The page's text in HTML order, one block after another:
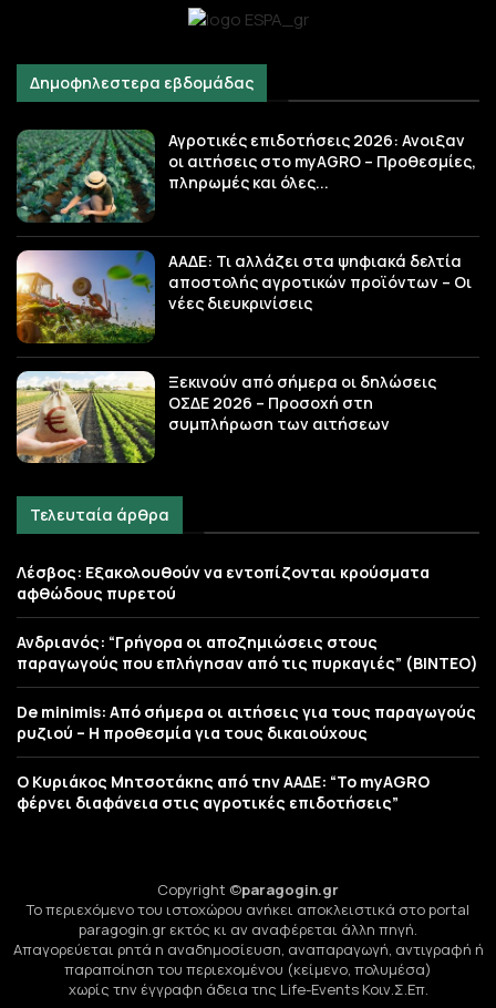
Δημοφηλεστερα εβδομάδας
Αγροτικές επιδοτήσεις 2026: Ανοιξαν
οι αιτήσεις στο myAGRO – Προθεσμίες,
πληρωμές και όλες...
ΑΑΔΕ: Τι αλλάζει στα ψηφιακά δελτία
αποστολής αγροτικών προϊόντων – Οι
νέες διευκρινίσεις
Ξεκινούν από σήμερα οι δηλώσεις
ΟΣΔΕ 2026 – Προσοχή στη
συμπλήρωση των αιτήσεων
Τελευταία άρθρα
Λέσβος: Εξακολουθούν να εντοπίζονται κρούσματα
αφθώδους πυρετού
Ανδριανός: “Γρήγορα οι αποζημιώσεις στους
παραγωγούς που επλήγησαν από τις πυρκαγιές” (BINTEO)
De minimis: Από σήμερα οι αιτήσεις για τους παραγωγούς
ρυζιού – Η προθεσμία για τους δικαιούχους
Ο Κυριάκος Μητσοτάκης από την ΑΑΔΕ: “Το myAGRO
φέρνει διαφάνεια στις αγροτικές επιδοτήσεις”
Copyright ©paragogin.gr
Το περιεχόμενο του ιστοχώρου ανήκει αποκλειστικά στο portal
paragogin.gr εκτός κι αν αναφέρεται άλλη πηγή.
Απαγορεύεται ρητά η αναδημοσίευση, αναπαραγωγή, αντιγραφή ή
παραποίηση του περιεχομένου (κείμενο, πολυμέσα)
χωρίς την έγγραφη άδεια της Life-Events Κοιν.Σ.Επ.